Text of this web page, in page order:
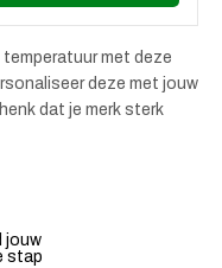
met deze
deze met jouw
dat je merk sterk
jouw
stap